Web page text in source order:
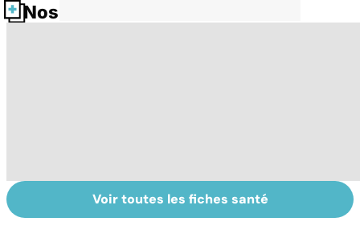
Nos fiches santé
Tout savoir sur
les infections
Inflammation des
amygdales : que
Voir toutes les fiches santé